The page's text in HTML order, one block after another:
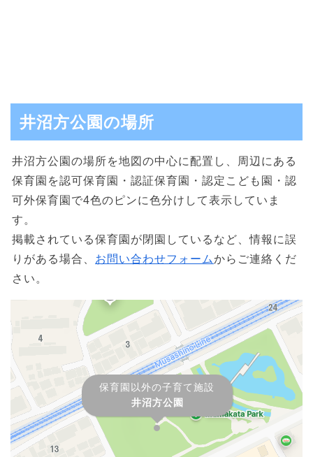
井沼方公園の場所
井沼方公園の場所を地図の中心に配置し、周辺にある
保育園を認可保育園・認証保育園・認定こども園・認
可外保育園で4色のピンに色分けして表示していま
す。
掲載されている保育園が閉園しているなど、情報に誤
りがある場合、 お問い合わせフォームからご連絡くだ
さい。
保育園以外の子育て施設
井沼方公園